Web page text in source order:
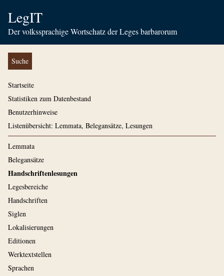
LegIT
Der volkssprachige Wortschatz der Leges barbarorum
Suche
Startseite
Statistiken zum Datenbestand
Benutzerhinweise
Listenübersicht: Lemmata, Belegansätze, Lesungen
Lemmata
Belegansätze
Handschriftenlesungen
Legesbereiche
Handschriften
Siglen
Lokalisierungen
Editionen
Werktextstellen
Sprachen